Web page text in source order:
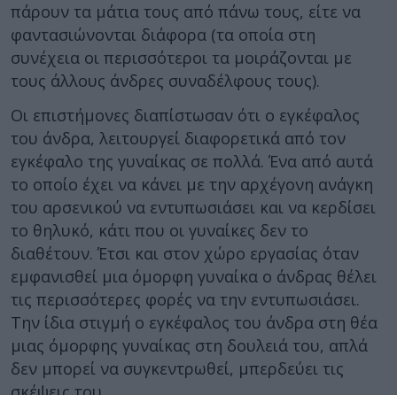
πάρουν τα μάτια τους από πάνω τους, είτε να
φαντασιώνονται διάφορα (τα οποία στη
συνέχεια οι περισσότεροι τα μοιράζονται με
τους άλλους άνδρες συναδέλφους τους).
Οι επιστήμονες διαπίστωσαν ότι ο εγκέφαλος
του άνδρα, λειτουργεί διαφορετικά από τον
εγκέφαλο της γυναίκας σε πολλά. Ένα από αυτά
το οποίο έχει να κάνει με την αρχέγονη ανάγκη
του αρσενικού να εντυπωσιάσει και να κερδίσει
το θηλυκό, κάτι που οι γυναίκες δεν το
διαθέτουν. Έτσι και στον χώρο εργασίας όταν
εμφανισθεί μια όμορφη γυναίκα ο άνδρας θέλει
τις περισσότερες φορές να την εντυπωσιάσει.
Την ίδια στιγμή ο εγκέφαλος του άνδρα στη θέα
μιας όμορφης γυναίκας στη δουλειά του, απλά
δεν μπορεί να συγκεντρωθεί, μπερδεύει τις